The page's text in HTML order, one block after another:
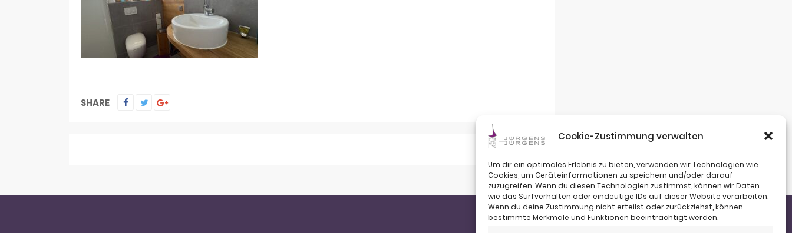
Cookie-Zustimmung verwalten
Um dir ein optimales Erlebnis zu bieten, verwenden wir Technologien wie
Cookies, um Geräteinformationen zu speichern und/oder darauf
zuzugreifen. Wenn du diesen Technologien zustimmst, können wir Daten
wie das Surfverhalten oder eindeutige IDs auf dieser Website verarbeiten.
Wenn du deine Zustimmung nicht erteilst oder zurückziehst, können
bestimmte Merkmale und Funktionen beeinträchtigt werden.
SHARE